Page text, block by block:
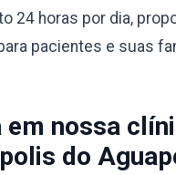
24 horas por dia,
pacientes e suas
nossa
do